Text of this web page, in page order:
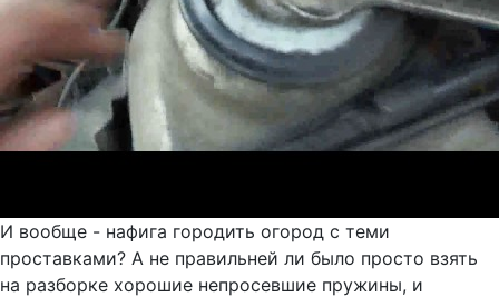
И вообще - нафига городить огород с теми
проставками? А не правильней ли было просто взять
на разборке хорошие непросевшие пружины, и